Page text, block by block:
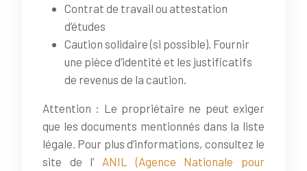
Contrat de travail ou attestation
d’études
Caution solidaire (si possible). Fournir
une pièce d’identité et les justificatifs
de revenus de la caution.
Attention : Le propriétaire ne peut exiger
que les documents mentionnés dans la liste
légale. Pour plus d’informations, consultez le
site de l’ ANIL (Agence Nationale pour